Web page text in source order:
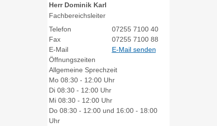
Herr Dominik Karl
Fachbereichsleiter
Telefon
07255 7100 40
Fax
07255 7100 88
E-Mail
E-Mail senden
Öffnungszeiten
Allgemeine Sprechzeit
Mo 08:30 - 12:00 Uhr
Di 08:30 - 12:00 Uhr
Mi 08:30 - 12:00 Uhr
Do 08:30 - 12:00 und 16:00 - 18:00
Uhr